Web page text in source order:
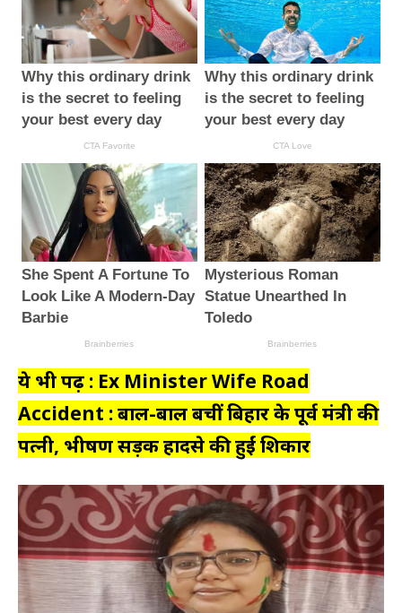
ये भी पढ़ें : Ex Minister Wife Road
Accident : बाल-बाल बचीं बिहार के पूर्व मंत्री की
पत्नी, भीषण सड़क हादसे की हुईं शिकार